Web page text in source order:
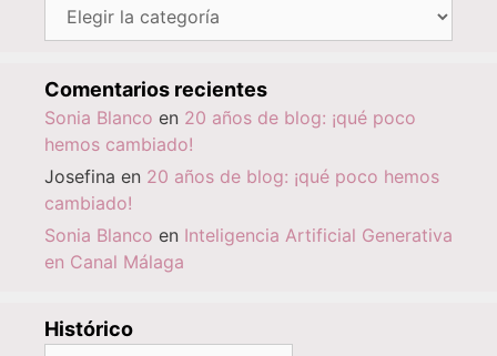
Categorías
Comentarios recientes
Sonia Blanco en 20 años de blog: ¡qué poco
hemos cambiado!
Josefina en 20 años de blog: ¡qué poco hemos
cambiado!
Sonia Blanco en Inteligencia Artificial Generativa
en Canal Málaga
Histórico